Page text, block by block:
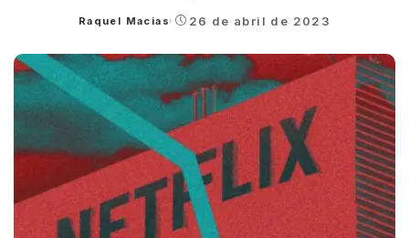
Posted
Raquel Macias 26 de abril de 2023